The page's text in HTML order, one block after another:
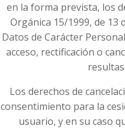
en la forma prevista, los
Orgánica 15/1999, de 13
Datos de Carácter
acceso, rectificación o
Los derechos de
consentimiento para la
usuario, y en su caso